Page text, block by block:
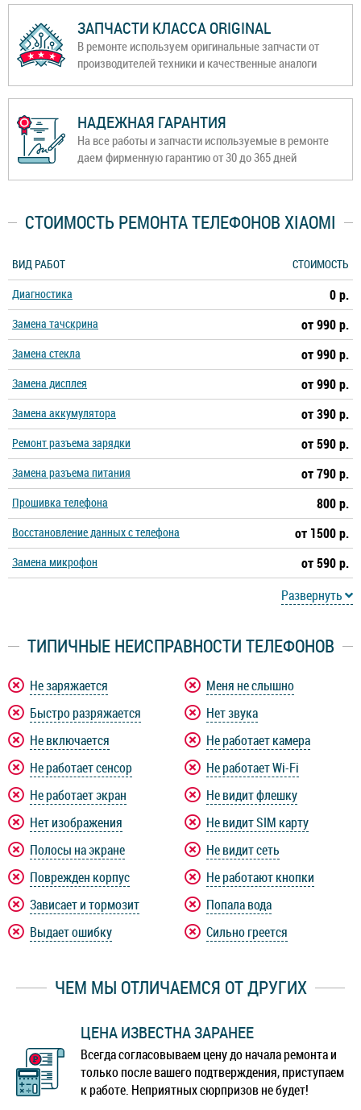
ЗАПЧАСТИ КЛАССА ORIGINAL
В ремонте используем оригинальные запчасти от
производителей техники и качественные аналоги
НАДЕЖНАЯ ГАРАНТИЯ
На все работы и запчасти используемые в ремонте
даем фирменную гарантию от 30 до 365 дней
СТОИМОСТЬ РЕМОНТА ТЕЛЕФОНОВ XIAOMI
ВИД РАБОТ
СТОИМОСТЬ
Диагностика
0 р.
Замена тачскрина от 990 р.
Замена стекла от 990 р.
Замена дисплея от 990 р.
Замена аккумулятора от 390 р.
Ремонт разъема зарядки от 590 р.
Замена разъема питания от 790 р.
Прошивка телефона 800 р.
Восстановление данных с телефона от 1500 р.
Замена микрофон
от 590 р.
Развернуть
ТИПИЧНЫЕ НЕИСПРАВНОСТИ ТЕЛЕФОНОВ
Не заряжается
Быстро разряжается
Не включается
Не работает сенсор
Не работает экран
Нет изображения
Полосы на экране
Поврежден корпус
Зависает и тормозит
Выдает ошибку
Меня не слышно
Нет звука
Не работает камера
Не работает Wi-Fi
Не видит флешку
Не видит SIM карту
Не видит сеть
Не работают кнопки
Попала вода
Сильно греется
ЧЕМ МЫ ОТЛИЧАЕМСЯ ОТ ДРУГИХ
ЦЕНА ИЗВЕСТНА ЗАРАНЕЕ
Всегда согласовываем цену до начала ремонта и
только после вашего подтверждения, приступаем
к работе. Неприятных сюрпризов не будет!